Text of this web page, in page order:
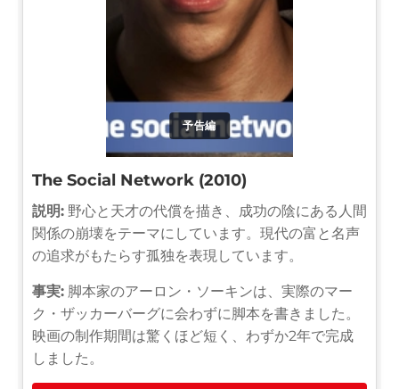
予告編
The Social Network (2010)
説明: 野心と天才の代償を描き、成功の陰にある人間
関係の崩壊をテーマにしています。現代の富と名声
の追求がもたらす孤独を表現しています。
事実: 脚本家のアーロン・ソーキンは、実際のマー
ク・ザッカーバーグに会わずに脚本を書きました。
映画の制作期間は驚くほど短く、わずか2年で完成
しました。